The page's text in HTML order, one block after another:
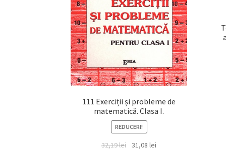
111 Exerciții și probleme de
matematică. Clasa I.
REDUCERI!
32,19lei
Prețul
31,08lei